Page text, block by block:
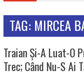
TAG: MIRCEA
Traian Și-A Luat-O
Trec; Când Nu-S Ai